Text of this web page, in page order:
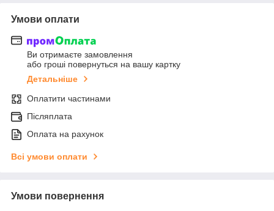
Умови оплати
Ви отримаєте замовлення
або гроші повернуться на вашу картку
Детальніше
Оплатити частинами
Післяплата
Оплата на рахунок
Всі умови оплати
Умови повернення